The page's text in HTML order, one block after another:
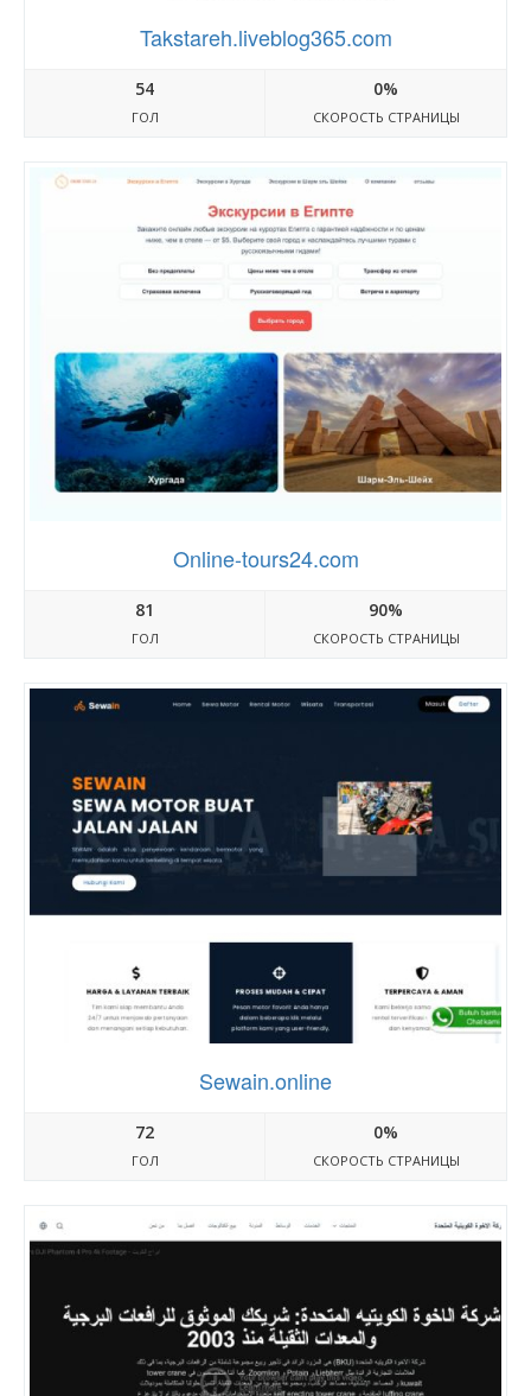
Takstareh.liveblog365.com
54
ГОЛ
0%
СКОРОСТЬ СТРАНИЦЫ
Online-tours24.com
81
ГОЛ
90%
СКОРОСТЬ СТРАНИЦЫ
Sewain.online
72
ГОЛ
0%
СКОРОСТЬ СТРАНИЦЫ